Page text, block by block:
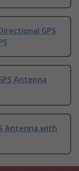
GPS
Antenna
Antenna with